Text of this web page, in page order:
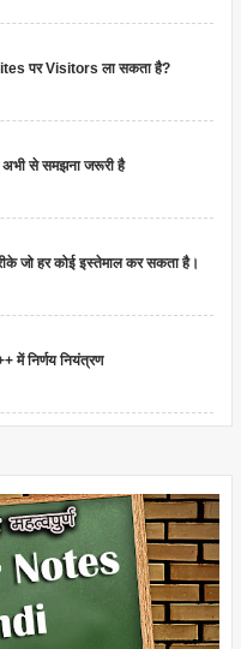
पर Visitors ला सकता है?
से समझना जरूरी है
जो हर कोई इस्तेमाल कर सकता है।
निर्णय नियंत्रण